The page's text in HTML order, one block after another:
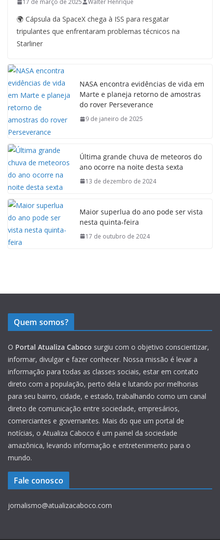
17 de março de 2025 Walter Henrique
🌍 Cápsula da SpaceX chega à ISS para resgatar
tripulantes que enfrentaram problemas técnicos na
Starliner
NASA encontra evidências de vida em
Marte e planeja retorno de amostras
do rover Perseverance
9 de janeiro de 2025
Última grande chuva de meteoros do
ano ocorre na noite desta sexta
13 de dezembro de 2024
Maior superlua do ano pode ser vista
nesta quinta-feira
17 de outubro de 2024
Quem somos?
O Portal Atualiza Caboco surgiu com o objetivo conscientizar,
informar, divulgar e fazer conhecer. Nossa missão é levar a
informação para todas as classes sociais, estar em contato
direto com a população, perto dela e lutando por melhorias
para seu bairro, cidade, e estado, trabalhando como um canal
direto de comunicação entre sociedade, empresários,
comerciantes e governantes. Mais do que um portal de
notícias, o Atualiza Caboco é um painel da sociedade
amazônica, levando informação e entretenimento para o
mundo.
Fale conosco
jornalismo@atualizacaboco.com